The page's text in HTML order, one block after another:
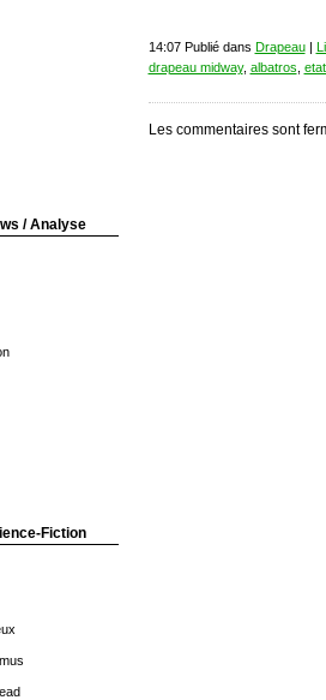
/ Analyse
Fiction
14:07 Publié dans Drapeau|
drapeau midway, albatros
Les commentaires sont